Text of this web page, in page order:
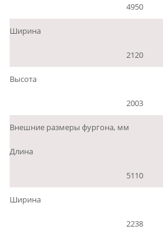
4950
Ширина
2120
Высота
2003
Внешние размеры фургона, мм
Длина
5110
Ширина
2238